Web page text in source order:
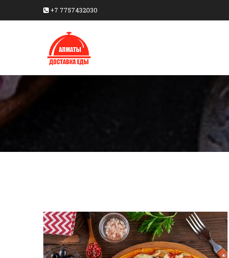
+7 7757432030